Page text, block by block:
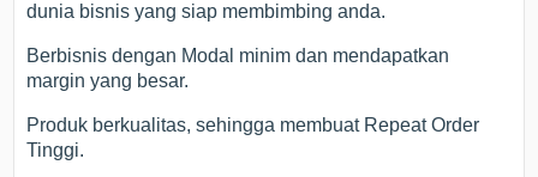
dunia bisnis yang siap membimbing anda.
Berbisnis dengan Modal minim dan mendapatkan
margin yang besar.
Produk berkualitas, sehingga membuat Repeat Order
Tinggi.